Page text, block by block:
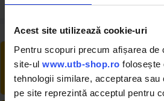
Acest site utilizează cookie-uri
Pentru scopuri precum afișarea de
site-ul www.utb-shop.ro folosește
tehnologii similare, acceptarea sau
pe site reprezintă acceptul pentru
RETUR
Ai posibilitate de retur
produsele de care